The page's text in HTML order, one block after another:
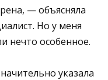
— объясняла
Но у меня
нечто особенное.
указала